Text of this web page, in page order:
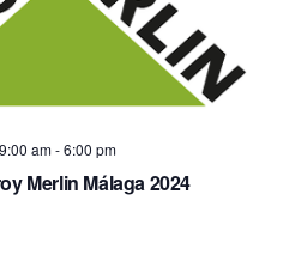
Merlin Málaga 2024
am-6:00 pm